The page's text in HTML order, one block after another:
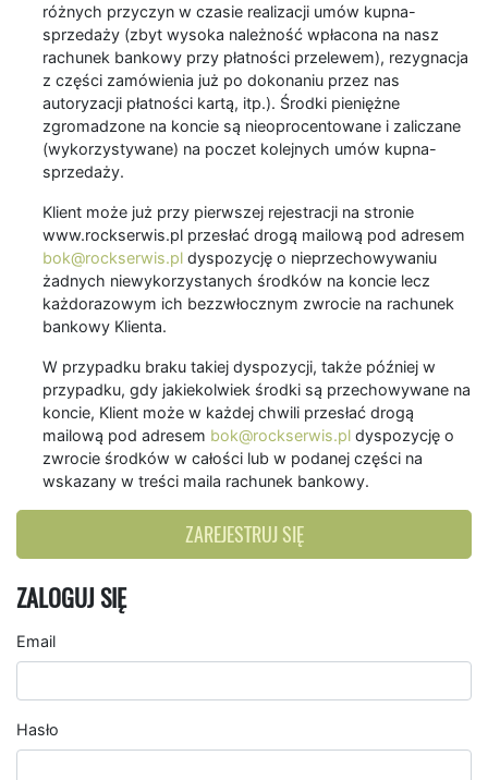
różnych przyczyn w czasie realizacji umów kupna-
sprzedaży (zbyt wysoka należność wpłacona na nasz
rachunek bankowy przy płatności przelewem), rezygnacja
z części zamówienia już po dokonaniu przez nas
autoryzacji płatności kartą, itp.). Środki pieniężne
zgromadzone na koncie są nieoprocentowane i zaliczane
(wykorzystywane) na poczet kolejnych umów kupna-
sprzedaży.
Klient może już przy pierwszej rejestracji na stronie
www.rockserwis.pl przesłać drogą mailową pod adresem
bok@rockserwis.pl dyspozycję o nieprzechowywaniu
żadnych niewykorzystanych środków na koncie lecz
każdorazowym ich bezzwłocznym zwrocie na rachunek
bankowy Klienta.
W przypadku braku takiej dyspozycji, także później w
przypadku, gdy jakiekolwiek środki są przechowywane na
koncie, Klient może w każdej chwili przesłać drogą
mailową pod adresem bok@rockserwis.pl dyspozycję o
zwrocie środków w całości lub w podanej części na
wskazany w treści maila rachunek bankowy.
ZAREJESTRUJ SIĘ
ZALOGUJ SIĘ
Email
Hasło